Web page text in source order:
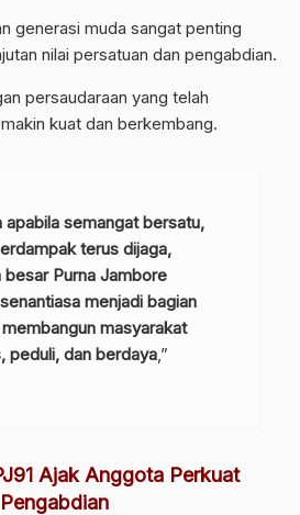
generasi muda sangat penting
nilai persatuan dan pengabdian.
persaudaraan yang telah
kuat dan berkembang.
apabila semangat bersatu,
terus dijaga,
besar Purna Jambore
menjadi bagian
masyarakat
peduli, dan berdaya,”
Ajak Anggota Perkuat
Pengabdian